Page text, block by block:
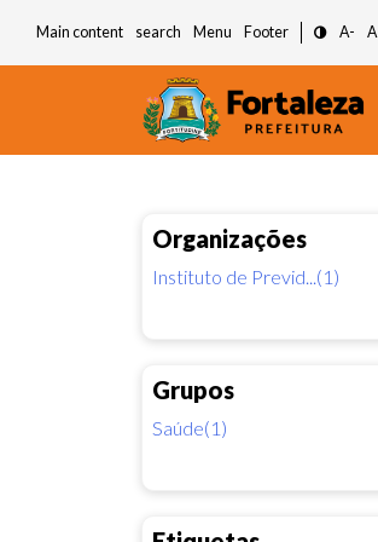
Main content search Menu Footer A- A
Organizações
Instituto de Previd...(1)
Grupos
Saúde(1)